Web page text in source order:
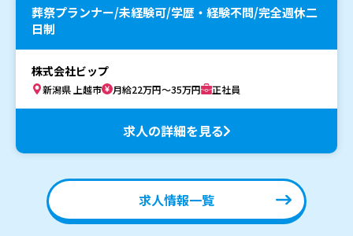
葬祭プランナー/未経験可/学歴・経験不問/完全週休二
日制
株式会社ビップ
新潟県 上越市 月給22万円～35万円 正社員
求人の詳細を見る
求人情報一覧